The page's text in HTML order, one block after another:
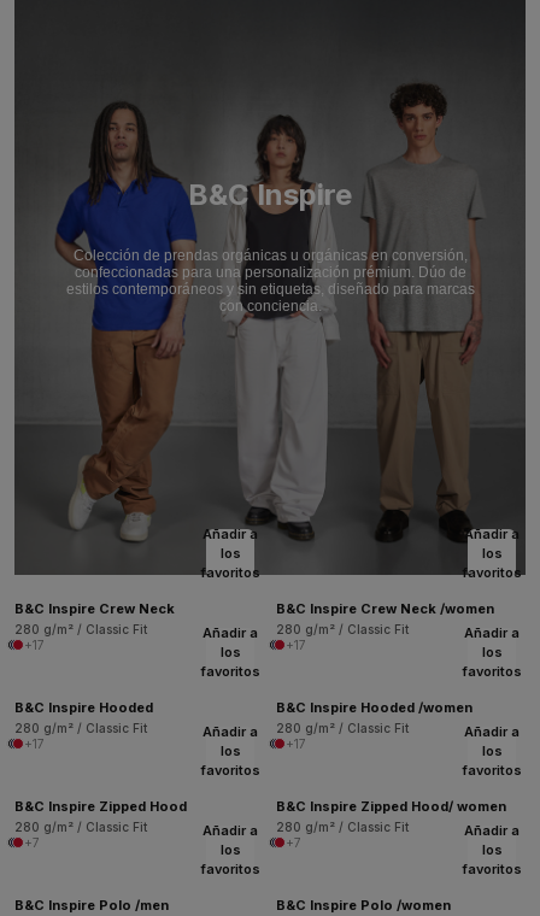
B&C Inspire
Colección de prendas orgánicas u orgánicas en conversión,
confeccionadas para una personalización prémium. Dúo de
estilos contemporáneos y sin etiquetas, diseñado para marcas
con conciencia.
Añadir a
los
favoritos
B&C Inspire Crew Neck
280 g/m² / Classic Fit
+17
Añadir a
los
favoritos
B&C Inspire Crew Neck /women
280 g/m² / Classic Fit
+17
Añadir a
los
favoritos
B&C Inspire Hooded
280 g/m² / Classic Fit
+17
Añadir a
los
favoritos
B&C Inspire Hooded /women
280 g/m² / Classic Fit
+17
Añadir a
los
favoritos
B&C Inspire Zipped Hood
280 g/m² / Classic Fit
+7
Añadir a
los
favoritos
B&C Inspire Zipped Hood/ women
280 g/m² / Classic Fit
+7
Añadir a
los
favoritos
B&C Inspire Polo /men
Añadir a
los
favoritos
B&C Inspire Polo /women